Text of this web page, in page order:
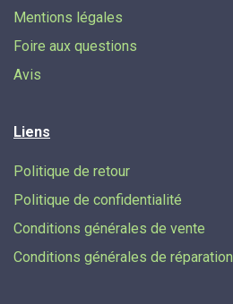
Mentions légales
Foire aux questions
Avis
Liens
Politique de retour
Politique de confidentialité
Conditions générales de vente
Conditions générales de réparation